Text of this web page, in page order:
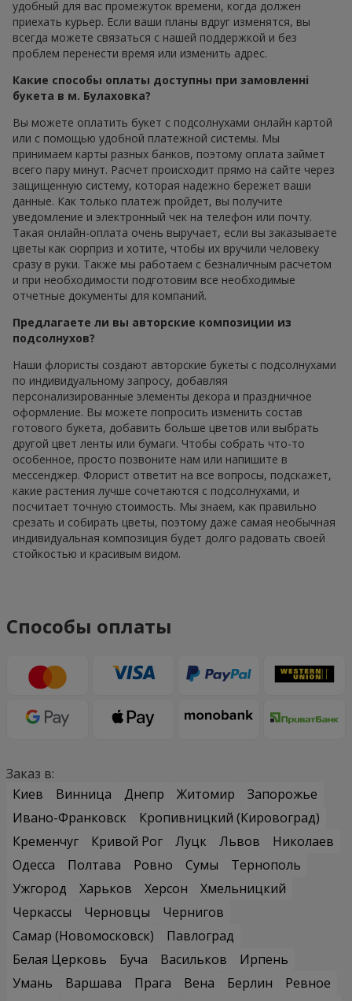
удобный для вас промежуток времени, когда должен
приехать курьер. Если ваши планы вдруг изменятся, вы
всегда можете связаться с нашей поддержкой и без
проблем перенести время или изменить адрес.
Какие способы оплаты доступны при замовленні
букета в м. Булаховка?
Вы можете оплатить букет с подсолнухами онлайн картой
или с помощью удобной платежной системы. Мы
принимаем карты разных банков, поэтому оплата займет
всего пару минут. Расчет происходит прямо на сайте через
защищенную систему, которая надежно бережет ваши
данные. Как только платеж пройдет, вы получите
уведомление и электронный чек на телефон или почту.
Такая онлайн-оплата очень выручает, если вы заказываете
цветы как сюрприз и хотите, чтобы их вручили человеку
сразу в руки. Также мы работаем с безналичным расчетом
и при необходимости подготовим все необходимые
отчетные документы для компаний.
Предлагаете ли вы авторские композиции из
подсолнухов?
Наши флористы создают авторские букеты с подсолнухами
по индивидуальному запросу, добавляя
персонализированные элементы декора и праздничное
оформление. Вы можете попросить изменить состав
готового букета, добавить больше цветов или выбрать
другой цвет ленты или бумаги. Чтобы собрать что-то
особенное, просто позвоните нам или напишите в
мессенджер. Флорист ответит на все вопросы, подскажет,
какие растения лучше сочетаются с подсолнухами, и
посчитает точную стоимость. Мы знаем, как правильно
срезать и собирать цветы, поэтому даже самая необычная
индивидуальная композиция будет долго радовать своей
стойкостью и красивым видом.
Способы оплаты
Заказ в:
Киев
Винница Днепр Житомир
Запорожье
Ивано-Франковск
Кропивницкий (Кировоград)
Кременчуг
Кривой Рог Луцк Львов
Николаев
Одесса
Полтава Ровно Сумы
Тернополь
Ужгород
Харьков Херсон
Хмельницкий
Черкассы
Черновцы
Чернигов
Самар (Новомосковск)
Павлоград
Белая Церковь
Буча Васильков
Ирпень
Умань
Варшава Прага Вена Берлин
Ревное